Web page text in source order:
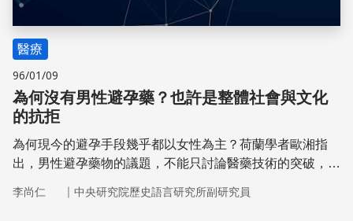
醫療
96/01/09
為何沒有男性避孕藥？也許是整體社會與文化
的抗拒
為何現今的避孕手段幾乎都以女性為主？荷蘭學者歐湘指
出，男性避孕藥物的議題，不能只討論醫藥技術的突破，社
此可見，一項創新科技的最終成敗，除了考量技術本身，更
李尚仁 ｜ 中央研究院歷史語言研究所副研究員